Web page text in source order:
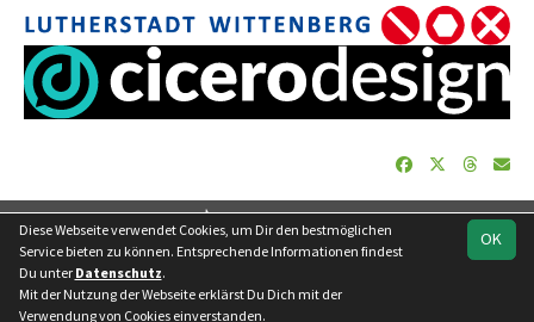
soccero.de
Besucherstatistik
Kontakt
OK
Diese Webseite verwendet Cookies, um Dir den bestmöglichen
Service bieten zu können. Entsprechende Informationen findest
Du unter Datenschutz.
Mit der Nutzung der Webseite erklärst Du Dich mit der
Verwendung von Cookies einverstanden.